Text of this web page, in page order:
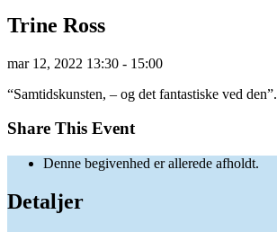
Trine Ross
mar 12, 2022 13:30 - 15:00
“Samtidskunsten, – og det fantastiske ved den”.
Share This Event
Denne begivenhed er allerede afholdt.
Detaljer